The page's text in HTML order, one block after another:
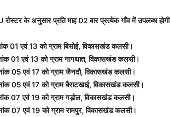
रोस्टर के अनुसार प्रति माह 02 बार प्रत्येक गाँव में उपलब्ध होगी
01 एवं 13 को ग्राम बिसोई, विकासखंड कलसी।
01 एवं 13 को ग्राम नागथात, विकासखंड कलसी।
05 एवं 17 को ग्राम जैनदौ, विकासखंड कलसी।
05 एवं 17 को ग्राम बैराटखाई, विकासखंड कलसी।
07 एवं 19 को ग्राम गड़ोल, विकासखंड कलसी।
07 एवं 19 को ग्राम रामपुर, विकासखंड कलसी।